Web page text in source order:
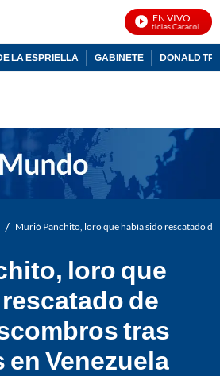
EN VIVO
Noticias Caracol En
LA ESPRIELLA GABINETE DONALD
/ Murió Panchito, loro que había sido rescatado
loro que
de
tras
Venezuela